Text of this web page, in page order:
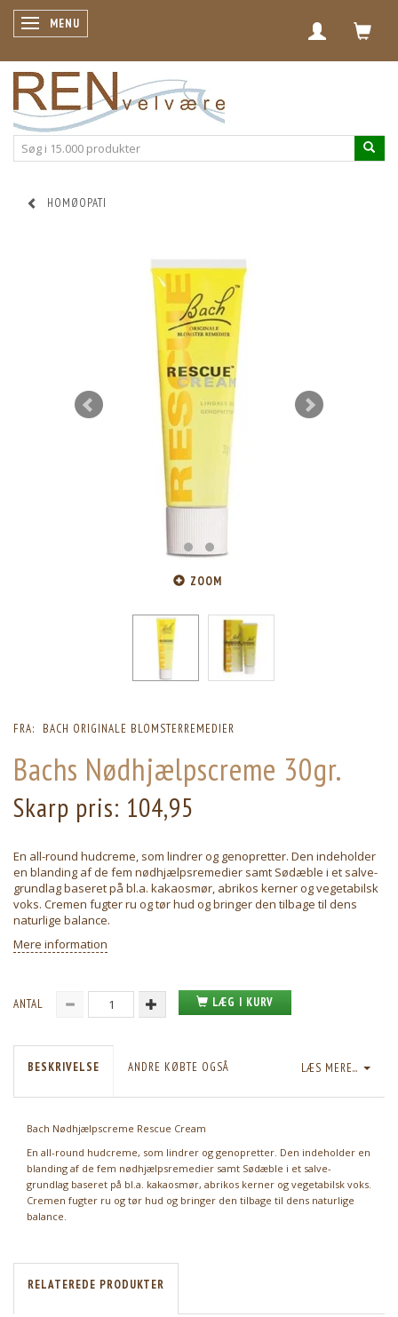
SKIFTE NAVIGATION
MENU
HOMØOPATI
ZOOM
FRA: BACH ORIGINALE BLOMSTERREMEDIER
Bachs Nødhjælpscreme 30gr.
Skarp pris: 104,95
En all-round hudcreme, som lindrer og genopretter. Den indeholder
en blanding af de fem nødhjælpsremedier samt Sødæble i et salve-
grundlag baseret på bl.a. kakaosmør, abrikos kerner og vegetabilsk
voks. Cremen fugter ru og tør hud og bringer den tilbage til dens
naturlige balance.
Mere information
ANTAL LÆG I KURV
LÆS MERE...
BESKRIVELSE ANDRE KØBTE OGSÅ
Bach Nødhjælpscreme Rescue Cream
En all-round hudcreme, som lindrer og genopretter. Den indeholder en
blanding af de fem nødhjælpsremedier samt Sødæble i et salve-
grundlag baseret på bl.a. kakaosmør, abrikos kerner og vegetabilsk voks.
Cremen fugter ru og tør hud og bringer den tilbage til dens naturlige
balance.
RELATEREDE PRODUKTER